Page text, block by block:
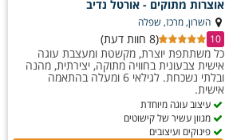
אוצרות מתוקים - אורטל נדיב
השרון, מרכז, שפלה
10
(8 חוות דעת)
כל משתתפת יוצרת, מקשטת ומעצבת עוגה
אישית צבעונית בחוויה מתוקה, יצירתית, מהנה
ובלתי נשכחת. לגילאי 6 ומעלה בהתאמה
אישית.
עיצוב עוגה מיוחדת
מגוון עשיר של קישוטים
פינוקים ועיצובים